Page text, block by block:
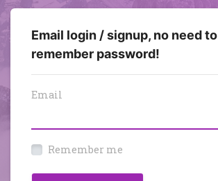
Email login / signup, no need to
remember password!
Email
Remember me